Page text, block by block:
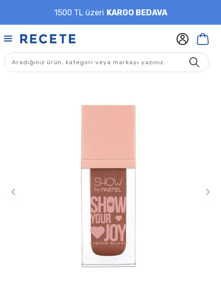
1500 TL üzeri KARGO BEDAVA